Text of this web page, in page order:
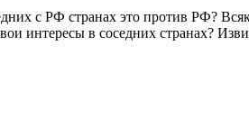
с РФ странах это против РФ?
интересы в соседних странах?